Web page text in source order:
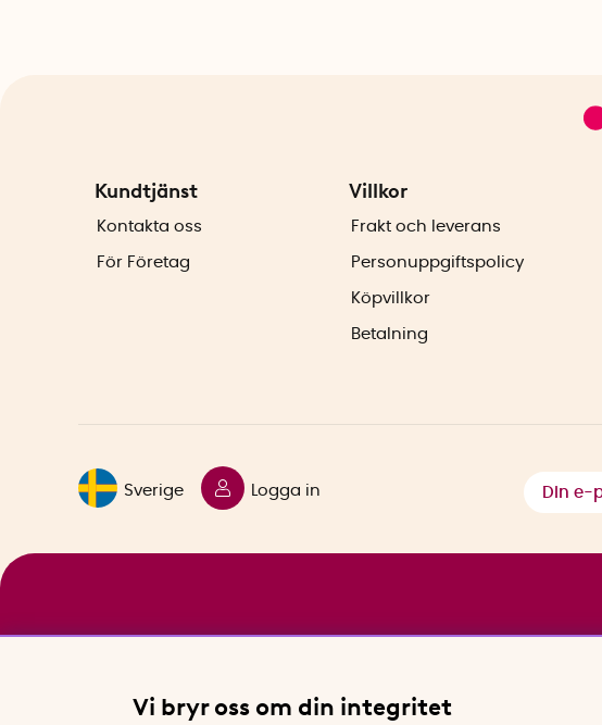
Kundtjänst
Kontakta oss
För Företag
Villkor
Frakt och leverans
Personuppgiftspolicy
Köpvillkor
Betalning
Sverige Logga in
Vi bryr oss om din integritet